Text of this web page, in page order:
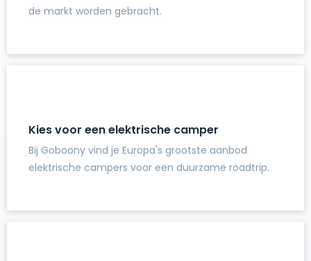
de markt worden gebracht.
Kies voor een elektrische camper
Bij Goboony vind je Europa's grootste aanbod
elektrische campers voor een duurzame roadtrip.